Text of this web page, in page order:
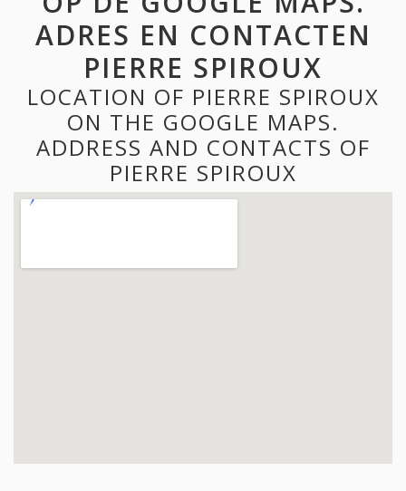
ADRES EN CONTACTEN
PIERRE SPIROUX
LOCATION OF PIERRE SPIROUX
ON THE GOOGLE MAPS.
ADDRESS AND CONTACTS OF
PIERRE SPIROUX